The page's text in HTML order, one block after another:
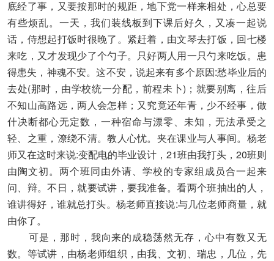
底经了事，又要按那时的规距，地下党一样来相处，心总要
有些烦乱。一天，我们装线板到下课后好久，又凑一起说
话，侍想起打饭时很晚了。紧赶着，由文琴去打饭，回七楼
来吃，又才发现少了个勺子。只好两人用一只勺来吃饭。患
得患失，神魂不安。这不安，说起来有多个原因:愁毕业后的
去处(那时，由学校统一分配，前程未卜)；就要别离，往后
不知山高路远，两人会怎样；又究竟还年青，少不经事，做
什决断都心无定数，一种宿命与漂零、未知，无法承受之
轻、之重，潦绕不清。教人心忧。夹在课业与人事间。杨老
师又在这时来说:变配电的毕业设计，21班由我打头，20班则
由陶文初。两个班同由外请、学校的专家组成员合一起来
问、辩。不日，就要试讲，要我准备。看两个班抽出的人，
谁讲得好，谁就总打头。杨老师直接说:与几位老师商量，就
由你了。
可是，那时，我向来的成稳荡然无存，心中有数又无
数。等试讲，由杨老师组织，由我、文初、瑞忠，几位，先